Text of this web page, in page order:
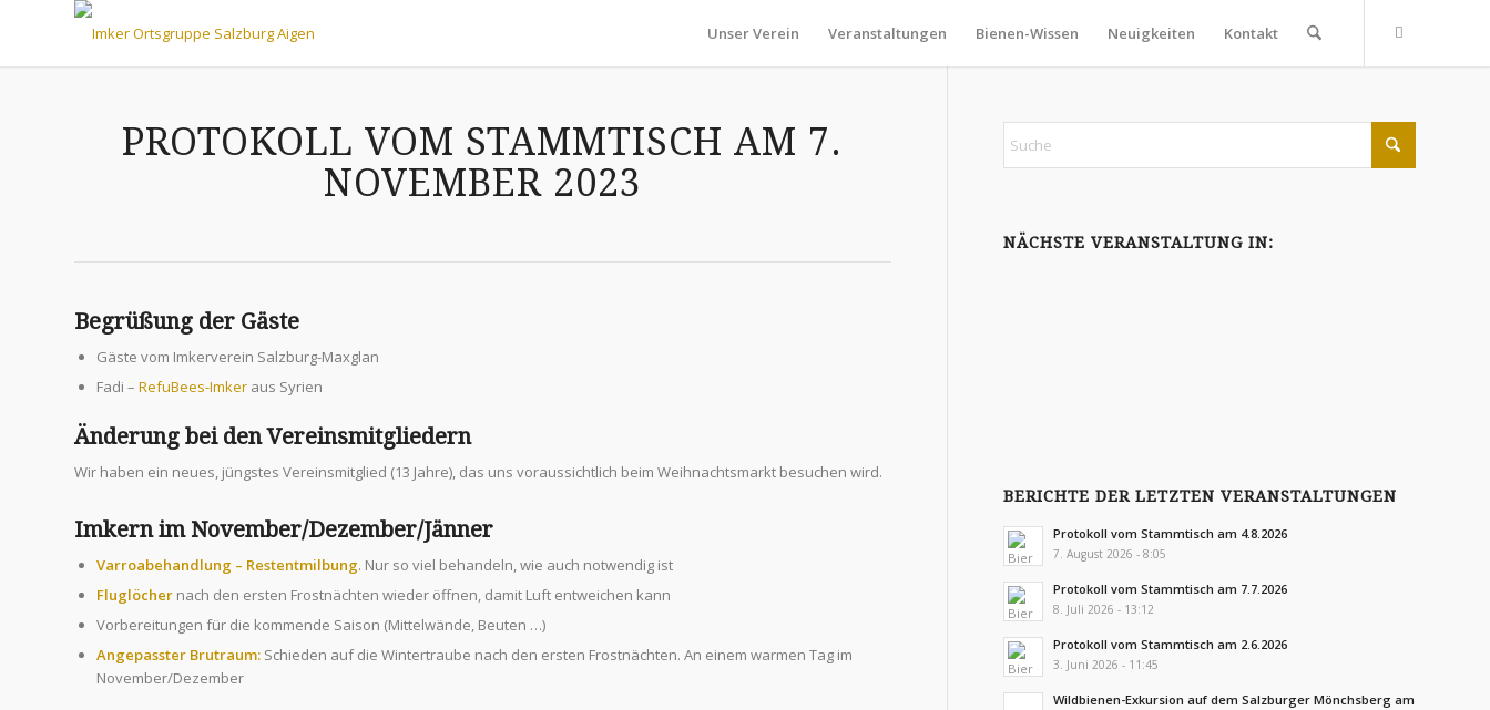
Unser Verein Veranstaltungen Bienen-Wissen Neuigkeiten Kontakt
PROTOKOLL VOM STAMMTISCH AM 7.
NOVEMBER 2023
Begrüßung der Gäste
Gäste vom Imkerverein Salzburg-Maxglan
Fadi – RefuBees-Imker aus Syrien
Änderung bei den Vereinsmitgliedern
Wir haben ein neues, jüngstes Vereinsmitglied (13 Jahre), das uns voraussichtlich beim Weihnachtsmarkt besuchen wird.
Imkern im November/Dezember/Jänner
Varroabehandlung – Restentmilbung. Nur so viel behandeln, wie auch notwendig ist
Fluglöcher nach den ersten Frostnächten wieder öffnen, damit Luft entweichen kann
Vorbereitungen für die kommende Saison (Mittelwände, Beuten …)
Angepasster Brutraum: Schieden auf die Wintertraube nach den ersten Frostnächten. An einem warmen Tag im
November/Dezember
NÄCHSTE VERANSTALTUNG IN:
BERICHTE DER LETZTEN VERANSTALTUNGEN
Protokoll vom Stammtisch am 4.8.2026
7. August 2026 - 8:05
Protokoll vom Stammtisch am 7.7.2026
8. Juli 2026 - 13:12
Protokoll vom Stammtisch am 2.6.2026
3. Juni 2026 - 11:45
Wildbienen-Exkursion auf dem Salzburger Mönchsberg am